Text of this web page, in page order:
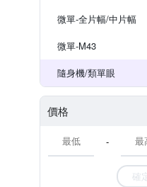
微單-全片幅/中片幅
微單-M43
隨身機/類單眼
價格
-
確定